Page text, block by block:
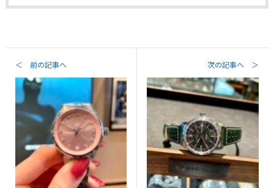
＜ 前の記事へ 次の記事へ ＞